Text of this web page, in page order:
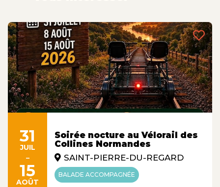
31
JUIL
-
15
AOÛT
Soirée nocture au Vélorail des
Collines Normandes
SAINT-PIERRE-DU-REGARD
BALADE ACCOMPAGNÉE